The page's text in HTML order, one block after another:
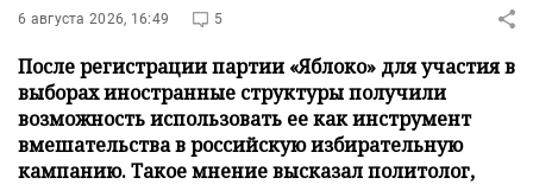
6 августа 2026, 16:49 5
После регистрации партии «Яблоко» для участия в
выборах иностранные структуры получили
возможность использовать ее как инструмент
вмешательства в российскую избирательную
кампанию. Такое мнение высказал политолог,